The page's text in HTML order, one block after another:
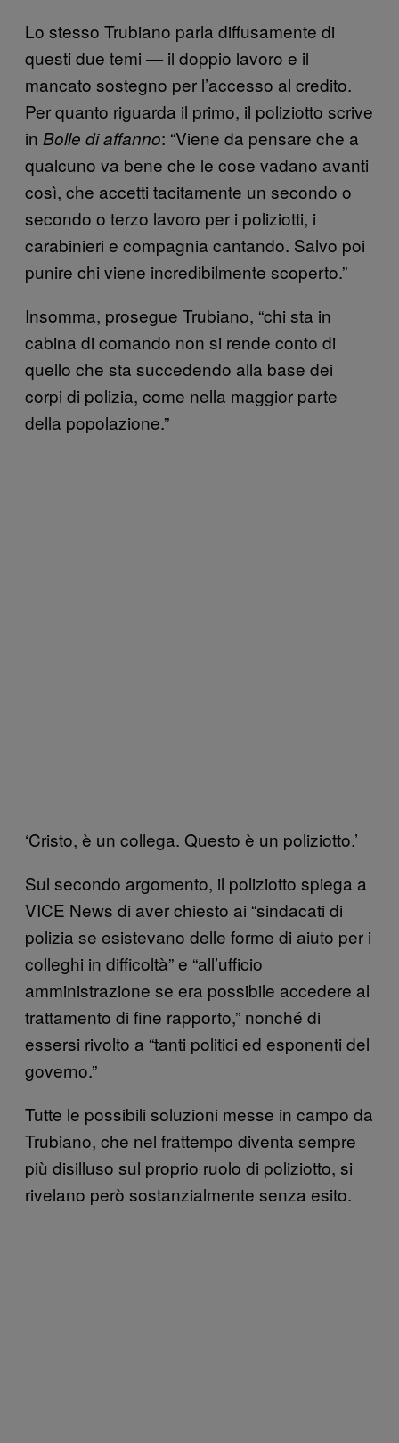
Lo stesso Trubiano parla diffusamente di
questi due temi — il doppio lavoro e il
mancato sostegno per l’accesso al credito.
Per quanto riguarda il primo, il poliziotto scrive
in Bolle di affanno: “Viene da pensare che a
qualcuno va bene che le cose vadano avanti
così, che accetti tacitamente un secondo o
secondo o terzo lavoro per i poliziotti, i
carabinieri e compagnia cantando. Salvo poi
punire chi viene incredibilmente scoperto.”
Insomma, prosegue Trubiano, “chi sta in
cabina di comando non si rende conto di
quello che sta succedendo alla base dei
corpi di polizia, come nella maggior parte
della popolazione.”
‘Cristo, è un collega. Questo è un poliziotto.’
Sul secondo argomento, il poliziotto spiega a
VICE News di aver chiesto ai “sindacati di
polizia se esistevano delle forme di aiuto per i
colleghi in difficoltà” e “all’ufficio
amministrazione se era possibile accedere al
trattamento di fine rapporto,” nonché di
essersi rivolto a “tanti politici ed esponenti del
governo.”
Tutte le possibili soluzioni messe in campo da
Trubiano, che nel frattempo diventa sempre
più disilluso sul proprio ruolo di poliziotto, si
rivelano però sostanzialmente senza esito.